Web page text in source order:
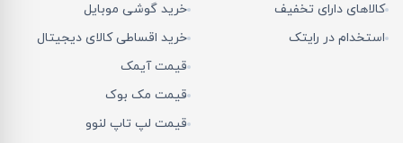
کالاهای دارای تخفیف
استخدام در رایتک
خرید گوشی موبایل
خرید اقساطی کالای دیجیتال
قیمت آیمک
قیمت مک بوک
قیمت لپ تاپ لنوو